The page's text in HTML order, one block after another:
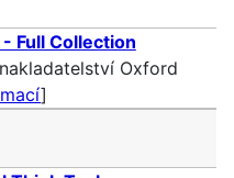
Full Collection
Oxford
]